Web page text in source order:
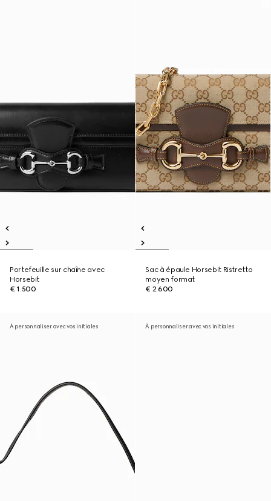
Portefeuille sur chaîne avec
Horsebit
€ 1.500
Sac à épaule Horsebit Ristretto
moyen format
€ 2.600
À personnaliser avec vos initiales À personnaliser avec vos initiales